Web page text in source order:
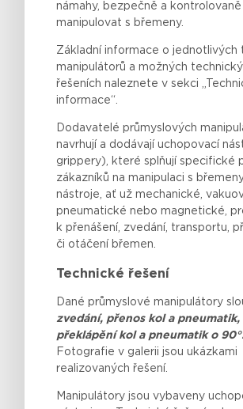
námahy, bezpečně a kontrolovaně
manipulovat s břemeny.
Základní informace o jednotlivých
manipulátorů a možných
řešeních naleznete v sekci
informace“.
Dodavatelé průmyslových
navrhují a dodávají uchopovací
grippery), které splňují specifické
zákazníků na manipulaci s
nástroje, ať už mechanické,
pneumatické nebo magnetické,
k přenášení, zvedání, transportu,
či otáčení břemen.
Technické řešení
Dané průmyslové manipulátory
zvedání, přenos kol a pneumatik,
překlápění kol a pneumatik o
Fotografie v galerii jsou ukázkami
realizovaných řešení.
Manipulátory jsou vybaveny